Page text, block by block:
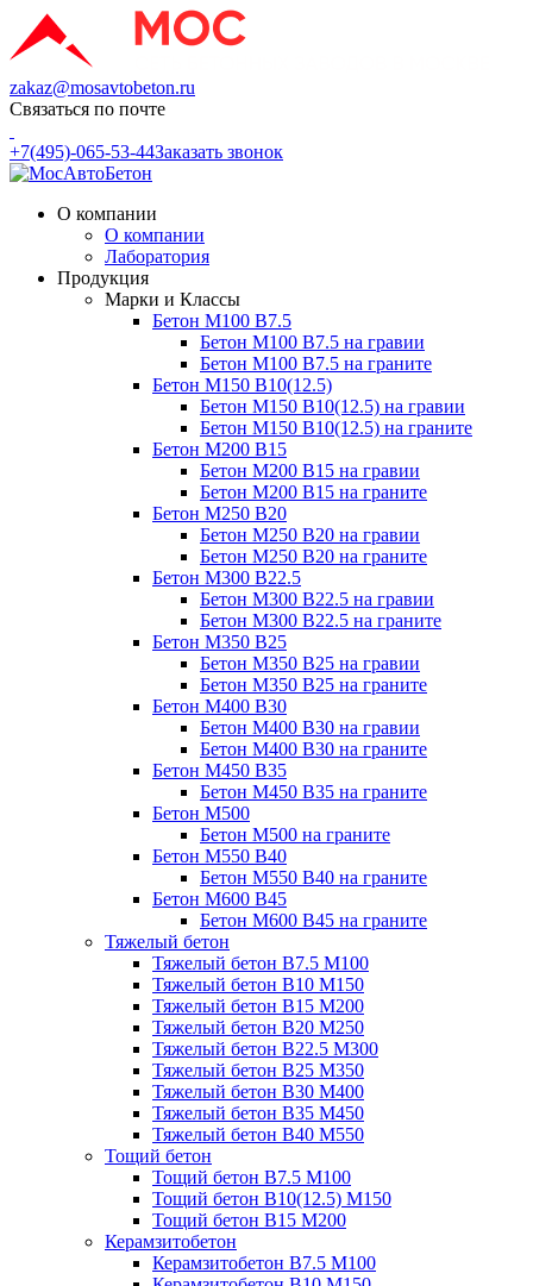
zakaz@mosavtobeton.ru
Связаться по почте
+7(495)-065-53-44Заказать звонок
О компании
О компании
Лаборатория
Продукция
Марки и Классы
Бетон М100 В7.5
Бетон М100 В7.5 на гравии
Бетон М100 В7.5 на граните
Бетон М150 В10(12.5)
Бетон М150 В10(12.5) на гравии
Бетон М150 В10(12.5) на граните
Бетон М200 В15
Бетон М200 В15 на гравии
Бетон М200 В15 на граните
Бетон М250 В20
Бетон М250 В20 на гравии
Бетон М250 В20 на граните
Бетон М300 В22.5
Бетон М300 В22.5 на гравии
Бетон М300 В22.5 на граните
Бетон М350 В25
Бетон М350 В25 на гравии
Бетон М350 В25 на граните
Бетон М400 В30
Бетон М400 В30 на гравии
Бетон М400 В30 на граните
Бетон М450 В35
Бетон М450 В35 на граните
Бетон М500
Бетон М500 на граните
Бетон М550 В40
Бетон М550 В40 на граните
Бетон М600 В45
Бетон М600 В45 на граните
Тяжелый бетон
Тяжелый бетон В7.5 М100
Тяжелый бетон В10 М150
Тяжелый бетон В15 М200
Тяжелый бетон В20 М250
Тяжелый бетон В22.5 М300
Тяжелый бетон В25 М350
Тяжелый бетон В30 М400
Тяжелый бетон В35 М450
Тяжелый бетон В40 М550
Тощий бетон
Тощий бетон В7.5 М100
Тощий бетон В10(12.5) М150
Тощий бетон В15 М200
Керамзитобетон
Керамзитобетон В7.5 М100